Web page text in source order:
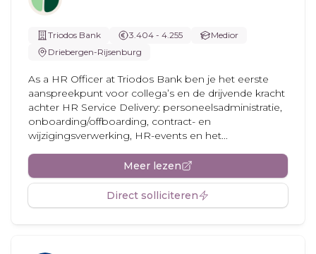
Triodos Bank 3.404 - 4.255
Medior
Driebergen-Rijsenburg
As a HR Officer at Triodos Bank ben je het eerste
aanspreekpunt voor collega’s en de drijvende kracht
achter HR Service Delivery: personeelsadministratie,
onboarding/offboarding, contract- en
wijzigingsverwerking, HR-events en het...
Meer lezen
Direct solliciteren